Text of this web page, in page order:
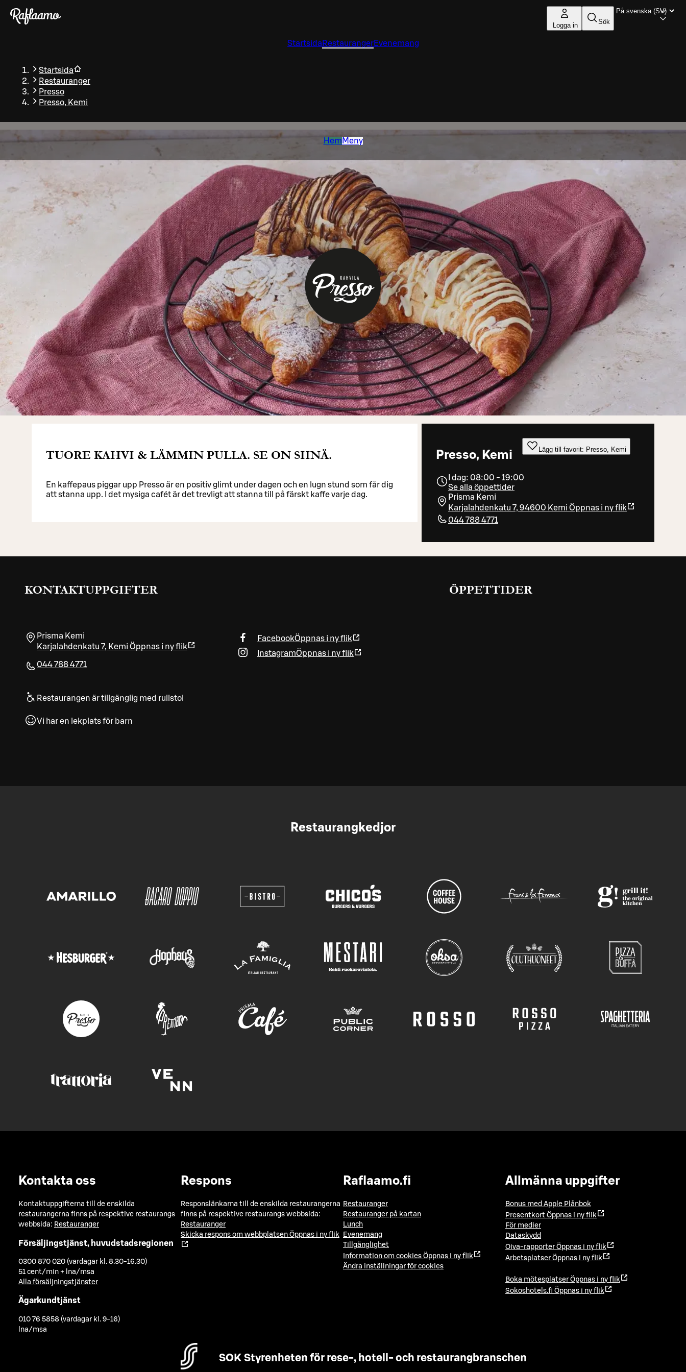
Gå till huvudinnehållet
Logga in Sök
Startsida RestaurangerEvenemang
Startsida
Restauranger
Presso
Presso, Kemi
Hem Meny
Presso, Kemi Lägg till favorit: Presso, Kemi
I dag: 08:00 - 19:00
Se alla öppettider
Prisma Kemi
Karjalahdenkatu 7, 94600 Kemi Öppnas i ny flik
044 788 4771
TUORE KAHVI & LÄMMIN PULLA. SE ON SIINÄ.
En kaffepaus piggar upp Presso är en positiv glimt under dagen och en lugn stund som får dig
att stanna upp. I det mysiga cafét är det trevligt att stanna till på färskt kaffe varje dag.
KONTAKTUPPGIFTER
Prisma Kemi
Karjalahdenkatu 7, Kemi Öppnas i ny flik
044 788 4771
Restaurangen är tillgänglig med rullstol
Vi har en lekplats för barn
FacebookÖppnas i ny flik
InstagramÖppnas i ny flik
ÖPPETTIDER
Restaurangkedjor
Kontakta oss
Kontaktuppgifterna till de enskilda
restaurangerna finns på respektive restaurangs
webbsida: Restauranger
Försäljingstjänst, huvudstadsregionen
0300 870 020 (vardagar kl. 8.30-16.30)
51 cent/min + lna/msa
Alla försäljningstjänster
Ägarkundtjänst
010 76 5858 (vardagar kl. 9-16)
lna/msa
Respons
Responslänkarna till de enskilda restaurangerna
finns på respektive restaurangs webbsida:
Restauranger
Skicka respons om webbplatsen Öppnas i ny flik
Raflaamo.fi
Restauranger
Restauranger på kartan
Lunch
Evenemang
Tillgänglighet
Information om cookies Öppnas i ny flik
Ändra inställningar för cookies
Allmänna uppgifter
Bonus med Apple Plånbok
Presentkort Öppnas i ny flik
För medier
Dataskydd
Oiva-rapporter Öppnas i ny flik
Arbetsplatser Öppnas i ny flik
Boka mötesplatser Öppnas i ny flik
Sokoshotels.fi Öppnas i ny flik
SOK Styrenheten för rese-, hotell- och restaurangbranschen